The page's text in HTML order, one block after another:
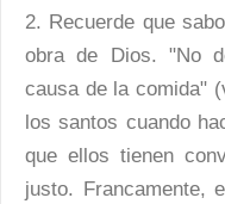
2. Recuerde que
obra de Dios. "No
causa de la comida"
los santos cuando
que ellos tienen
justo. Francamente,